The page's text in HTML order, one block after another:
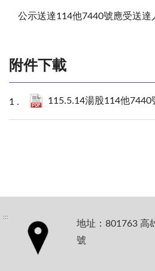
公示送達114他7440號應受送達
附件下載
115.5.14湯股114他7440號應
:::
地址：801763 高
號